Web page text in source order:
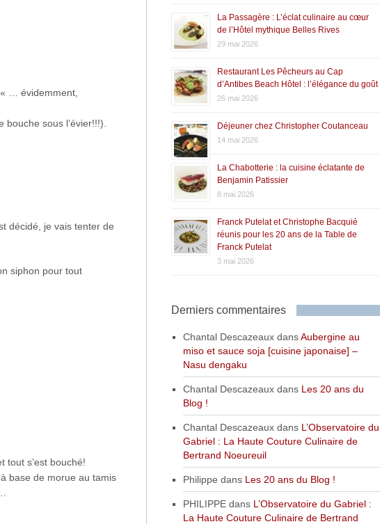
« … évidemment,
bouche sous l’évier!!!).
décidé, je vais tenter de
siphon pour tout
tout s’est bouché!
base de morue au tamis
La Passagère : L’éclat culinaire au cœur
de l’Hôtel mythique Belles Rives
29 mai 2026
Restaurant Les Pêcheurs au Cap
d’Antibes Beach Hôtel : l’élégance du goût
26 mai 2026
Déjeuner chez Christopher Coutanceau
14 mai 2026
La Chabotterie : la cuisine éclatante de
Benjamin Patissier
8 mai 2026
Franck Putelat et Christophe Bacquié
réunis pour les 20 ans de la Table de
Franck Putelat
3 mai 2026
Derniers commentaires
Chantal DescazeauxdansAubergine au
miso et sauce soja [cuisine japonaise] –
Nasu dengaku
Chantal Descazeauxdans Les 20 ans du
Blog !
Chantal Descazeauxdans L’Observatoire du
Gabriel : La Haute Couture Culinaire de
Bertrand Noeureuil
Philippe dans Les 20 ans du Blog !
PHILIPPEdans L’Observatoire du Gabriel :
La Haute Couture Culinaire de Bertrand